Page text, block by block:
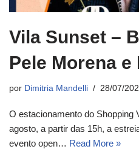
Vila Sunset –
Pele Morena e
por Dimitria Mandelli 28/07/
O estacionamento do Shopping
agosto, a partir das 15h, a
evento open… Read More »